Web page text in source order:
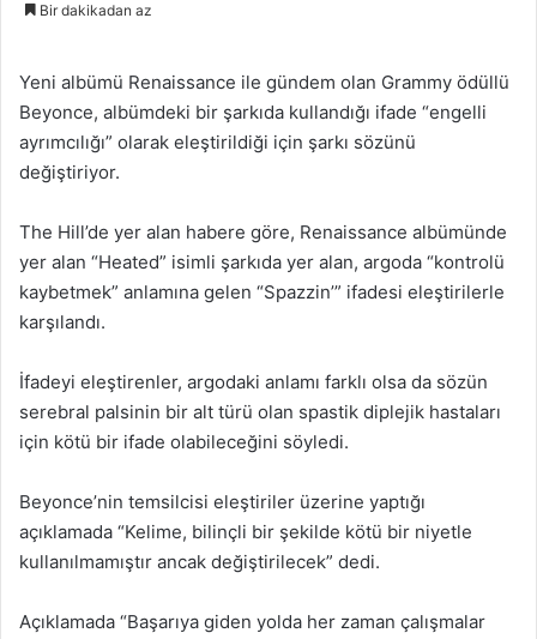
Bir dakikadan az
Yeni albümü Renaissance ile gündem olan Grammy ödüllü
Beyonce, albümdeki bir şarkıda kullandığı ifade “engelli
ayrımcılığı” olarak eleştirildiği için şarkı sözünü
değiştiriyor.
The Hill’de yer alan habere göre, Renaissance albümünde
yer alan “Heated” isimli şarkıda yer alan, argoda “kontrolü
kaybetmek” anlamına gelen “Spazzin’” ifadesi eleştirilerle
karşılandı.
İfadeyi eleştirenler, argodaki anlamı farklı olsa da sözün
serebral palsinin bir alt türü olan spastik diplejik hastaları
için kötü bir ifade olabileceğini söyledi.
Beyonce’nin temsilcisi eleştiriler üzerine yaptığı
açıklamada “Kelime, bilinçli bir şekilde kötü bir niyetle
kullanılmamıştır ancak değiştirilecek” dedi.
Açıklamada “Başarıya giden yolda her zaman çalışmalar